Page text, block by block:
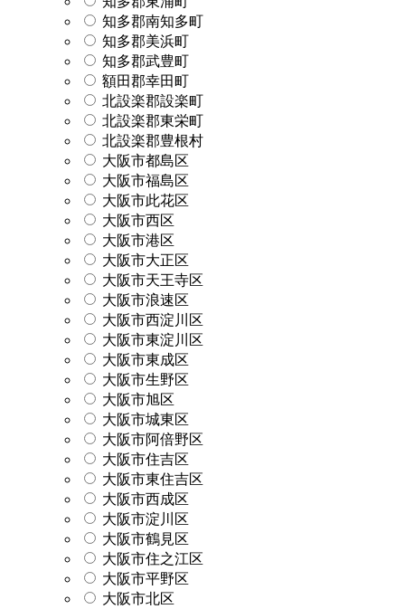
知多郡南知多町
知多郡美浜町
知多郡武豊町
額田郡幸田町
北設楽郡設楽町
北設楽郡東栄町
北設楽郡豊根村
大阪市都島区
大阪市福島区
大阪市此花区
大阪市西区
大阪市港区
大阪市大正区
大阪市天王寺区
大阪市浪速区
大阪市西淀川区
大阪市東淀川区
大阪市東成区
大阪市生野区
大阪市旭区
大阪市城東区
大阪市阿倍野区
大阪市住吉区
大阪市東住吉区
大阪市西成区
大阪市淀川区
大阪市鶴見区
大阪市住之江区
大阪市平野区
大阪市北区